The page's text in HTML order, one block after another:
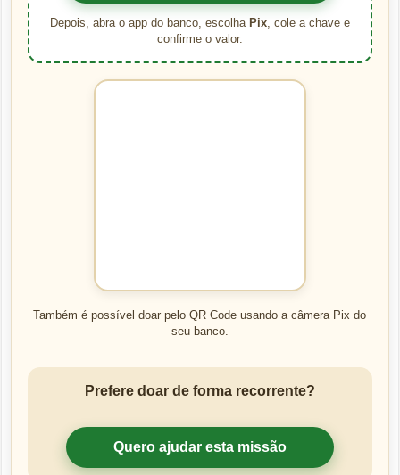
Depois, abra o app do banco, escolha Pix, cole a chave e
confirme o valor.
Também é possível doar pelo QR Code usando a câmera Pix do
seu banco.
Prefere doar de forma recorrente?
Quero ajudar esta missão